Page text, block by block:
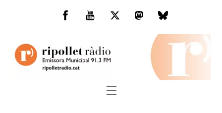
Facebook
You
TwitterMastodonBluesky
Menu